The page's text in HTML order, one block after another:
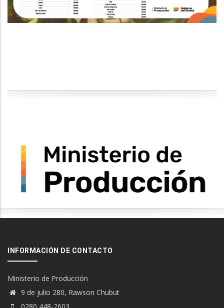
INFORMACIÓN DE CONTACTO
Ministerio de Producción
9 de julio 280, Rawson Chubut